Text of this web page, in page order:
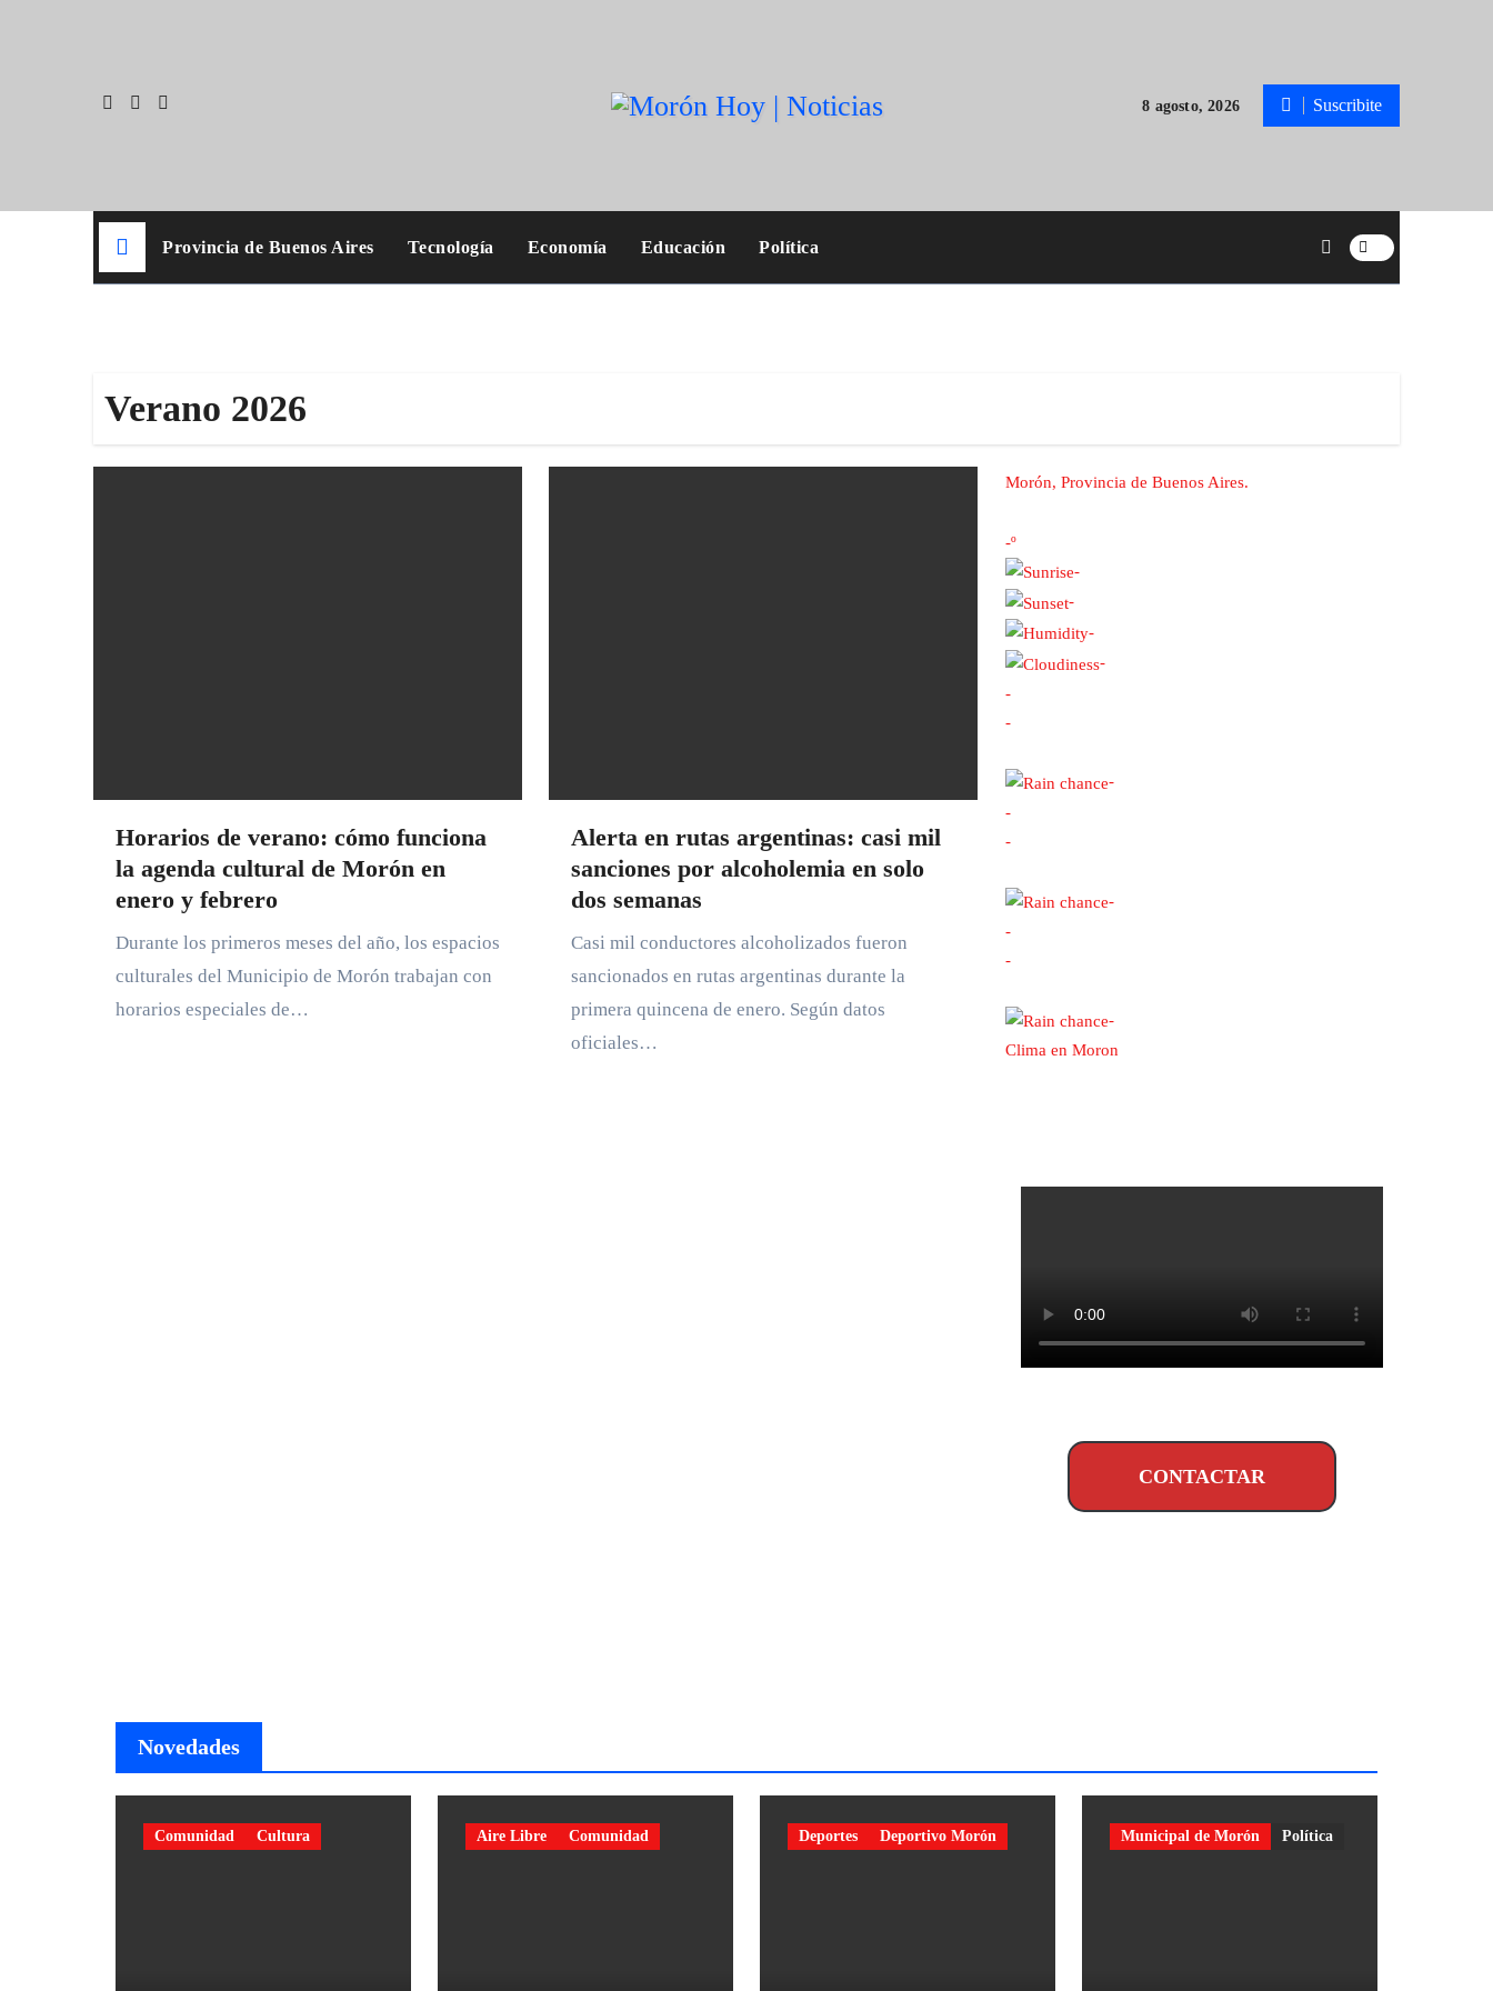
8 agosto, 2026 Suscribite
Provincia de Buenos Aires Tecnología Economía Educación Política
Verano 2026
Horarios de verano: cómo funciona
la agenda cultural de Morón en
enero y febrero
Durante los primeros meses del año, los espacios
culturales del Municipio de Morón trabajan con
horarios especiales de…
Alerta en rutas argentinas: casi mil
sanciones por alcoholemia en solo
dos semanas
Casi mil conductores alcoholizados fueron
sancionados en rutas argentinas durante la
primera quincena de enero. Según datos
oficiales…
Morón, Provincia de Buenos Aires.
-º
-
-
-
-
-
-
-
-
-
-
-
-
-
Clima en Moron
CONTACTAR
Novedades
Comunidad Cultura Aire Libre Comunidad Deportes Deportivo Morón Municipal de Morón Política